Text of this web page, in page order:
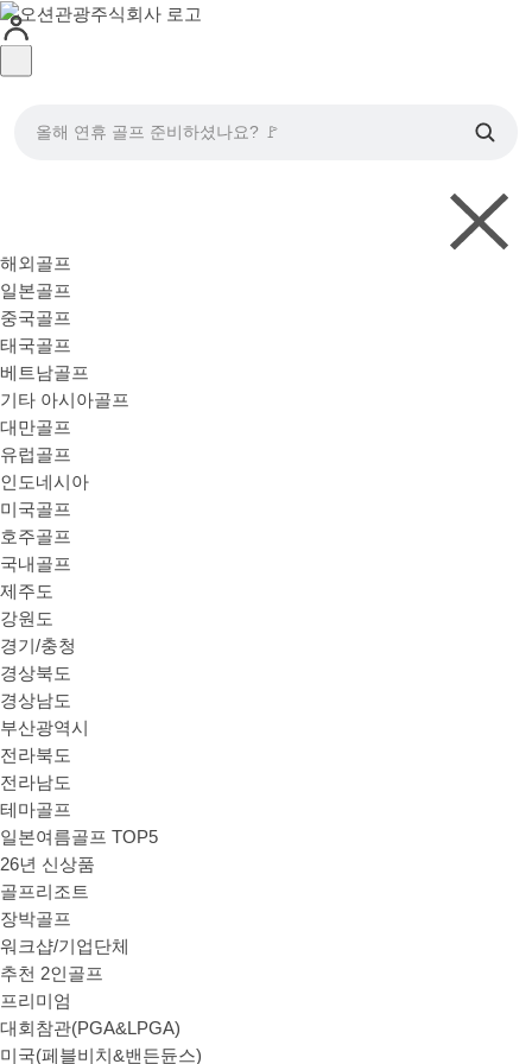
올해 연휴 골프 준비하셨나요? 🚩
해외골프
일본골프
중국골프
태국골프
베트남골프
기타 아시아골프
대만골프
유럽골프
인도네시아
미국골프
호주골프
국내골프
제주도
강원도
경기/충청
경상북도
경상남도
부산광역시
전라북도
전라남도
테마골프
일본여름골프 TOP5
26년 신상품
골프리조트
장박골프
워크샵/기업단체
추천 2인골프
프리미엄
대회참관(PGA&LPGA)
미국(페블비치&밴든듄스)